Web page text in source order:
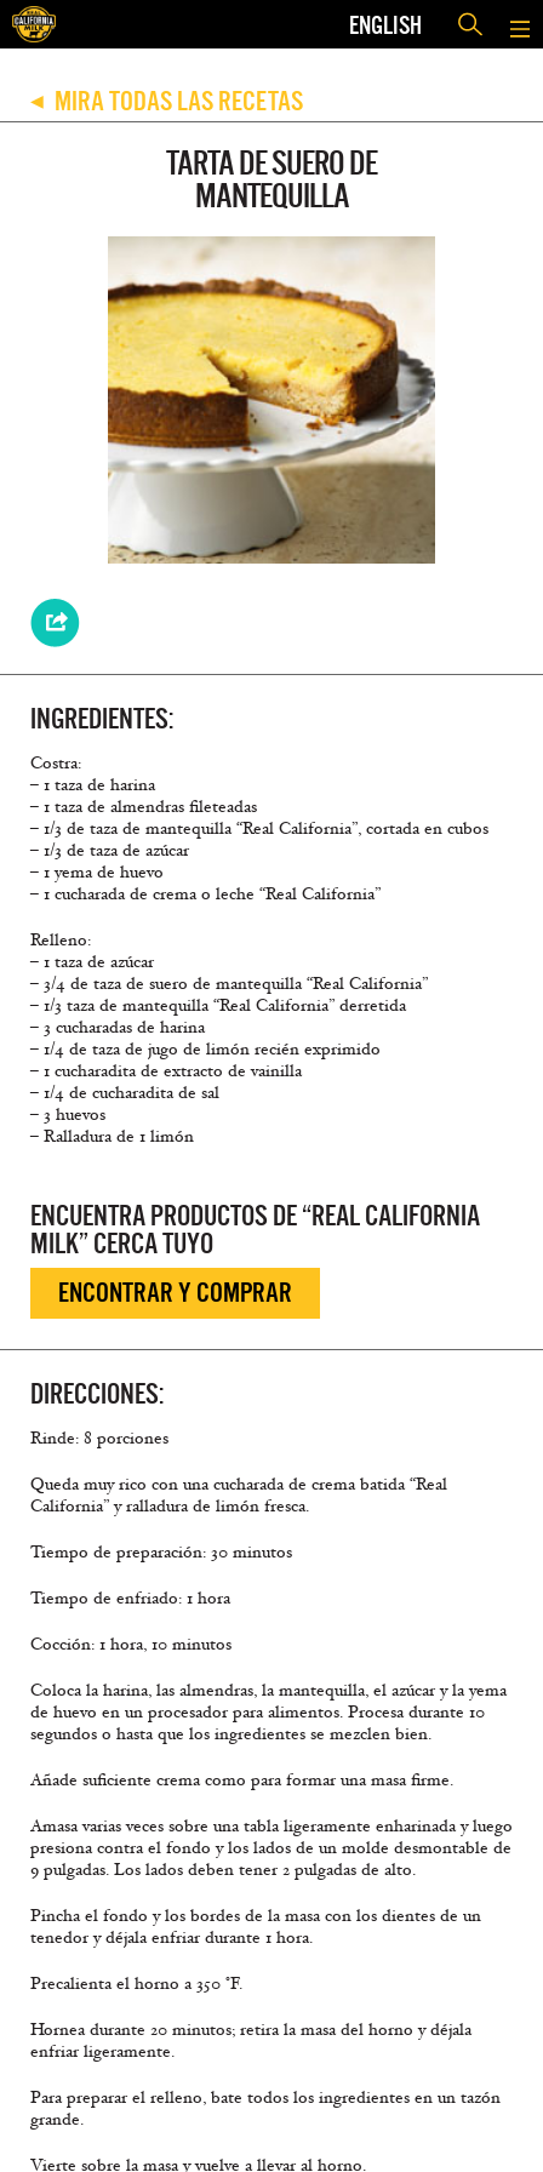
ENGLISH
◀ MIRA TODAS LAS RECETAS
TARTA DE SUERO DE
MANTEQUILLA
INGREDIENTES:
Costra:
– 1 taza de harina
– 1 taza de almendras fileteadas
– 1/3 de taza de mantequilla “Real California”, cortada en cubos
– 1/3 de taza de azúcar
– 1 yema de huevo
– 1 cucharada de crema o leche “Real California”
Relleno:
– 1 taza de azúcar
– 3/4 de taza de suero de mantequilla “Real California”
– 1/3 taza de mantequilla “Real California” derretida
– 3 cucharadas de harina
– 1/4 de taza de jugo de limón recién exprimido
– 1 cucharadita de extracto de vainilla
– 1/4 de cucharadita de sal
– 3 huevos
– Ralladura de 1 limón
ENCUENTRA PRODUCTOS DE “REAL CALIFORNIA
MILK” CERCA TUYO
ENCONTRAR Y COMPRAR
DIRECCIONES:
Rinde: 8 porciones
Queda muy rico con una cucharada de crema batida “Real
California” y ralladura de limón fresca.
Tiempo de preparación: 30 minutos
Tiempo de enfriado: 1 hora
Cocción: 1 hora, 10 minutos
Coloca la harina, las almendras, la mantequilla, el azúcar y la yema
de huevo en un procesador para alimentos. Procesa durante 10
segundos o hasta que los ingredientes se mezclen bien.
Añade suficiente crema como para formar una masa firme.
Amasa varias veces sobre una tabla ligeramente enharinada y luego
presiona contra el fondo y los lados de un molde desmontable de
9 pulgadas. Los lados deben tener 2 pulgadas de alto.
Pincha el fondo y los bordes de la masa con los dientes de un
tenedor y déjala enfriar durante 1 hora.
Precalienta el horno a 350 °F.
Hornea durante 20 minutos; retira la masa del horno y déjala
enfriar ligeramente.
Para preparar el relleno, bate todos los ingredientes en un tazón
grande.
Vierte sobre la masa y vuelve a llevar al horno.